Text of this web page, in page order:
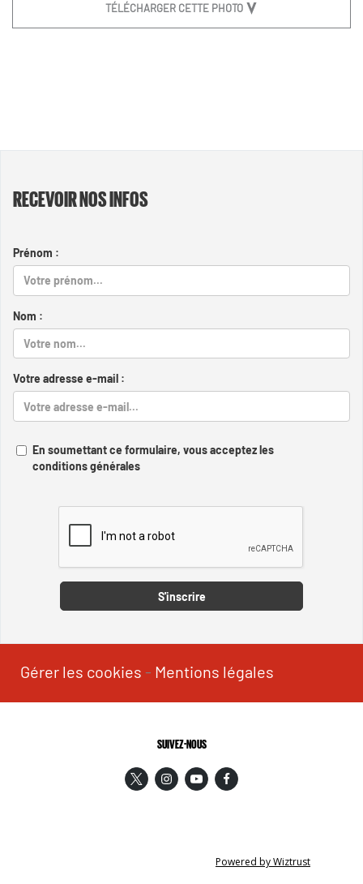
TÉLÉCHARGER CETTE PHOTO
RECEVOIR NOS INFOS
Prénom :
Nom :
Votre adresse e-mail :
En soumettant ce formulaire, vous acceptez les
conditions générales
S'inscrire
Gérer les cookies - Mentions légales
SUIVEZ-NOUS
Powered by Wiztrust